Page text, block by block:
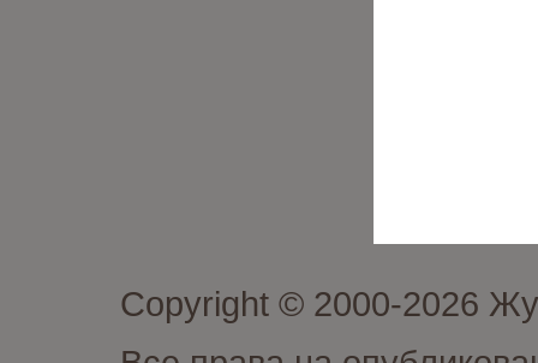
Copyright © 2000-2026